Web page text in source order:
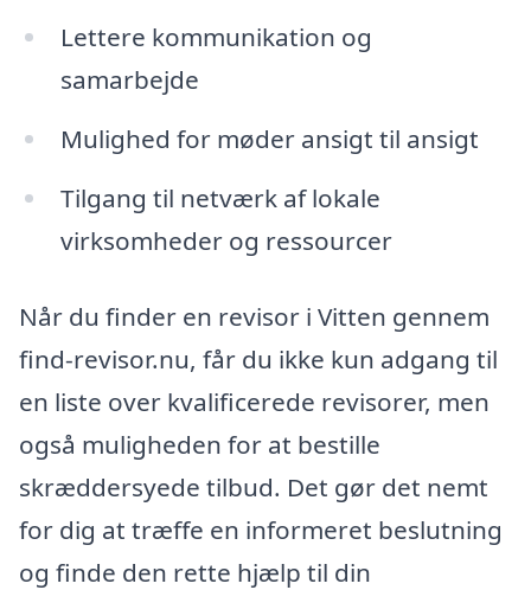
Lettere kommunikation og
samarbejde
Mulighed for møder ansigt til ansigt
Tilgang til netværk af lokale
virksomheder og ressourcer
Når du finder en revisor i Vitten gennem
find-revisor.nu, får du ikke kun adgang til
en liste over kvalificerede revisorer, men
også muligheden for at bestille
skræddersyede tilbud. Det gør det nemt
for dig at træffe en informeret beslutning
og finde den rette hjælp til din